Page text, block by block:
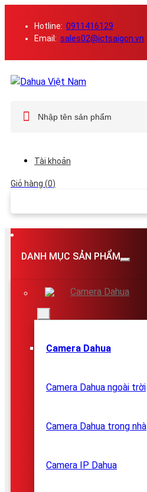
Hotline: 0911416129
Email: sales02@ictsaigon.vn
Tài khoản
0
DANH MỤC SẢN PHẨM
Camera Dahua
Camera Dahua
Camera Dahua ngoài trời
Camera Dahua trong nhà
Camera IP Dahua